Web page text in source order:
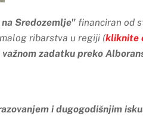
Sredozemlje" financiran od
ribarstva u regiji (kliknite
zadatku preko
i dugogodišnjim